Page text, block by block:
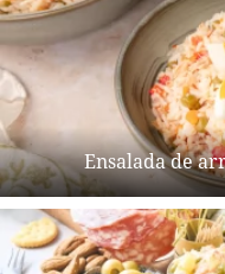
Ensalada de